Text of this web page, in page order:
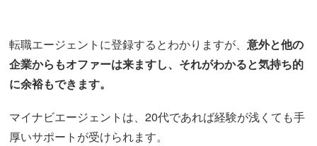
転職エージェントに登録するとわかりますが、意外と他の
企業からもオファーは来ますし、それがわかると気持ち的
に余裕もできます。
マイナビエージェントは、20代であれば経験が浅くても手
厚いサポートが受けられます。